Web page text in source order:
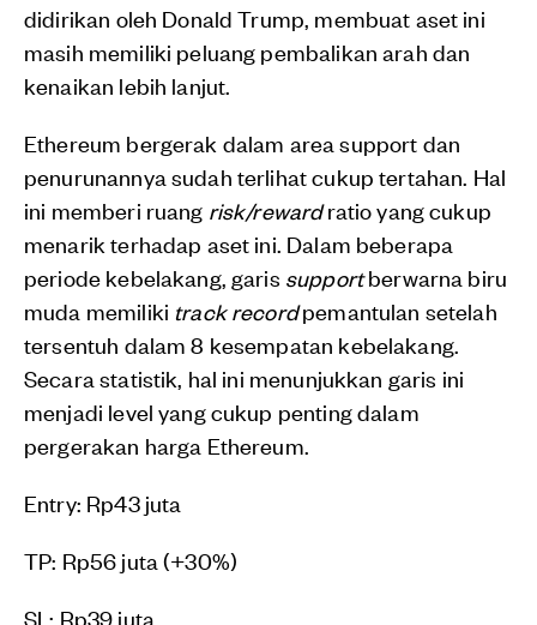
didirikan oleh Donald Trump, membuat aset ini
masih memiliki peluang pembalikan arah dan
kenaikan lebih lanjut.
Ethereum bergerak dalam area support dan
penurunannya sudah terlihat cukup tertahan. Hal
ini memberi ruang risk/rewardratio yang cukup
menarik terhadap aset ini. Dalam beberapa
periode kebelakang, garis supportberwarna biru
muda memiliki track recordpemantulan setelah
tersentuh dalam 8 kesempatan kebelakang.
Secara statistik, hal ini menunjukkan garis ini
menjadi level yang cukup penting dalam
pergerakan harga Ethereum.
Entry: Rp43 juta
TP: Rp56 juta (+30%)
SL: Rp39 juta